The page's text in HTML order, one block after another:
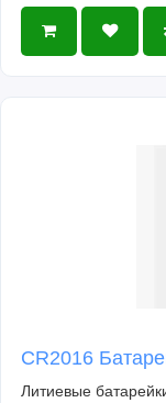
CR2016
Литиевые